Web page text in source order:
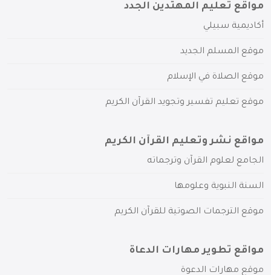
مواقع تعليم المهتدين الجدد
أكاديمية سبيلي
موقع المسلم الجديد
موقع الصلاة في الإسلام
موقع تعليم تفسير وتجويد القرآن الكريم
مواقع نشر وتعليم القرآن الكريم
الجامع لعلوم القرآن وترجماته
السنة النبوية وعلومها
موقع الترجمات الصوتية للقرآن الكريم
مواقع تطوير مهارات الدعاة
موقع مهارات الدعوة